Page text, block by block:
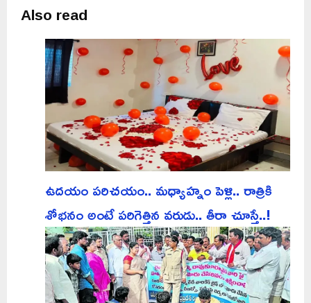
Also read
ఉదయం పరిచయం.. మధ్యాహ్నం పెళ్లి.. రాత్రికి
శోభనం అంటే పరిగెత్తిన వరుడు.. తీరా చూస్తే..!